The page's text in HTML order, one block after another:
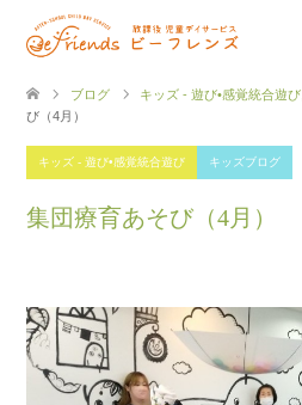
ブログ キッズ - 遊び•感覚統合遊び
び（4月）
キッズ - 遊び•感覚統合遊び キッズブログ
集団療育あそび（4月）